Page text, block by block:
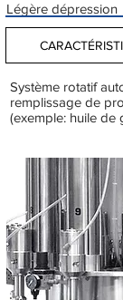
Légère dépression
Système rotatif
remplissage de
(exemple: huile de